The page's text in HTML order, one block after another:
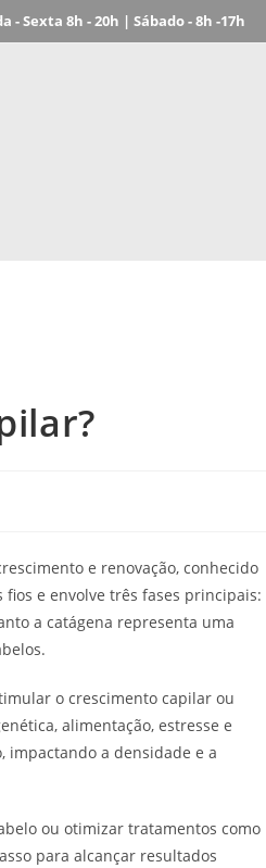
- Sexta 8h - 20h | Sábado - 8h -17h
e renovação, conhecido
e envolve três fases principais:
a catágena representa uma
o crescimento capilar ou
alimentação, estresse e
a densidade e a
ou otimizar tratamentos como
para alcançar resultados